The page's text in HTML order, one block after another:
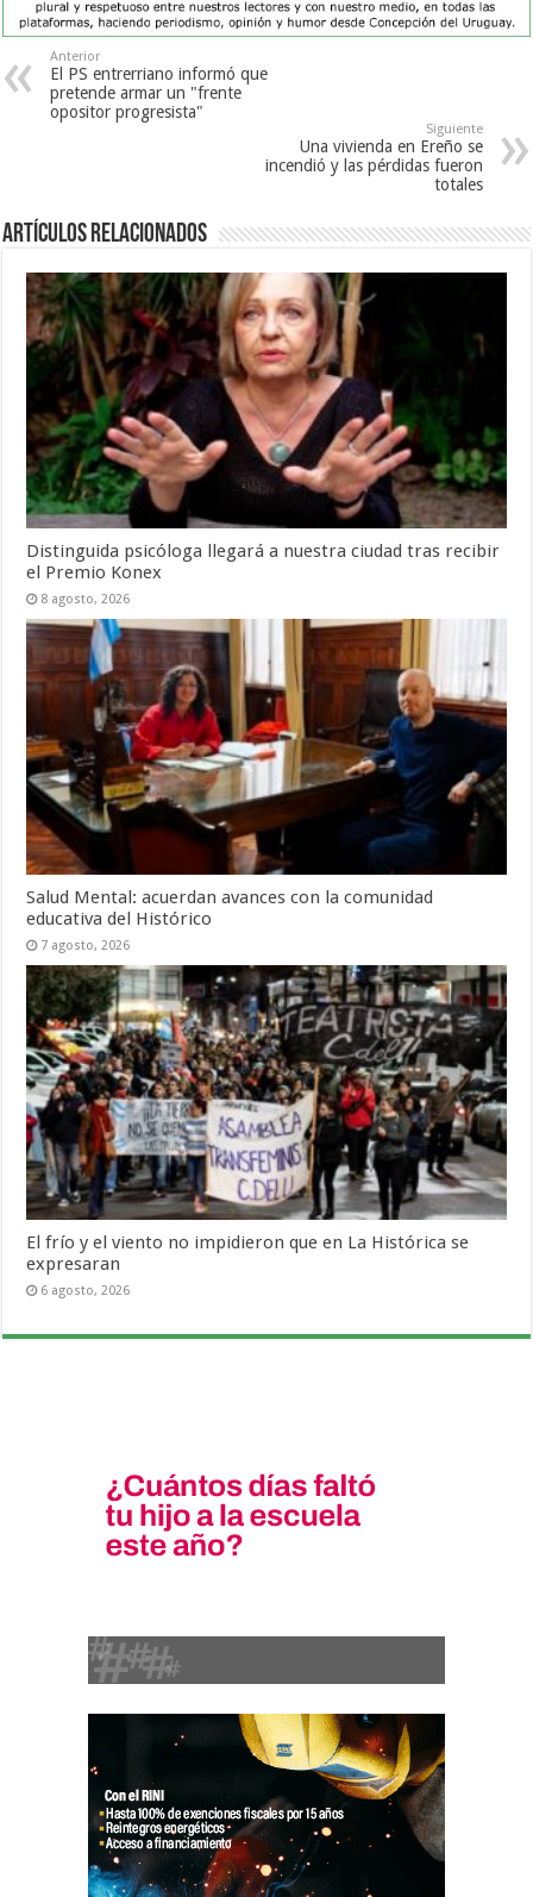
Anterior
El PS entrerriano informó que
pretende armar un "frente
opositor progresista"
Siguiente
Una vivienda en Ereño se
incendió y las pérdidas fueron
totales
Artículos Relacionados
Distinguida psicóloga llegará a nuestra ciudad tras recibir
el Premio Konex
8 agosto, 2026
Salud Mental: acuerdan avances con la comunidad
educativa del Histórico
7 agosto, 2026
El frío y el viento no impidieron que en La Histórica se
expresaran
6 agosto, 2026